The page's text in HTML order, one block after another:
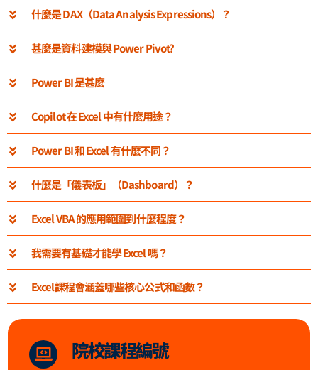
什麼是 DAX（Data Analysis Expressions）？
甚麼是資料建模與 Power Pivot?
Power BI 是甚麼
Copilot 在 Excel 中有什麼用途？
Power BI 和 Excel 有什麼不同？
什麼是「儀表板」（Dashboard）？
Excel VBA 的應用範圍到什麼程度？
我需要有基礎才能學 Excel 嗎？
Excel課程會涵蓋哪些核心公式和函數？
院校課程編號